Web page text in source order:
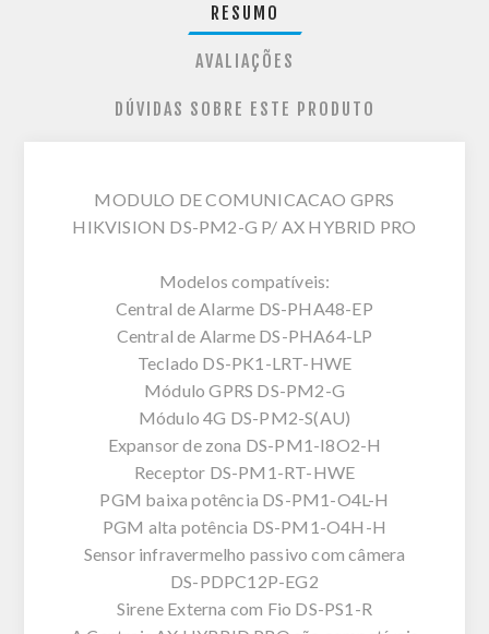
RESUMO
AVALIAÇÕES
DÚVIDAS SOBRE ESTE PRODUTO
MODULO DE COMUNICACAO GPRS
HIKVISION DS-PM2-G P/ AX HYBRID PRO
Modelos compatíveis:
Central de Alarme DS-PHA48-EP
Central de Alarme DS-PHA64-LP
Teclado DS-PK1-LRT-HWE
Módulo GPRS DS-PM2-G
Módulo 4G DS-PM2-S(AU)
Expansor de zona DS-PM1-I8O2-H
Receptor DS-PM1-RT-HWE
PGM baixa potência DS-PM1-O4L-H
PGM alta potência DS-PM1-O4H-H
Sensor infravermelho passivo com câmera
DS-PDPC12P-EG2
Sirene Externa com Fio DS-PS1-R